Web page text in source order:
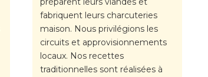
fabriquent leurs charcuteries
maison. Nous privilégions les
circuits et approvisionnements
locaux. Nos recettes
traditionnelles sont réalisées à